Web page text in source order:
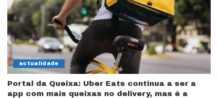
actualidade
Portal da Queixa: Uber Eats continua a ser a
app com mais queixas no delivery, mas é a